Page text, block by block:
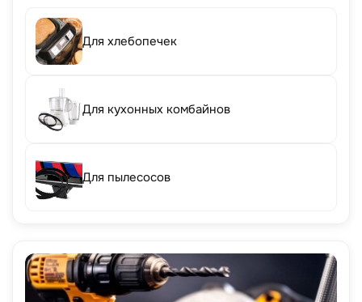
Для хлебопечек
Для кухонных комбайнов
Для пылесосов